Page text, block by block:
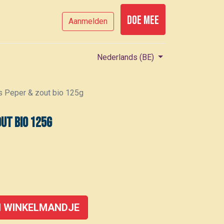
Aanmelden Doe mee
Nederlands (BE)
Peper & zout bio 125g
bio 125g
WINKELMANDJE